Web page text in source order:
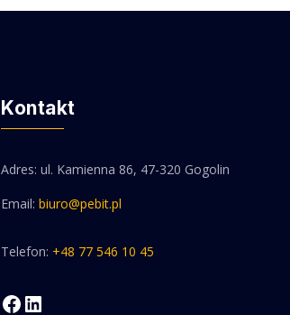
Kontakt
Adres: ul. Kamienna 86, 47-320 Gogolin
Email: biuro@pebit.pl
Telefon: +48 77 546 10 45
Facebook